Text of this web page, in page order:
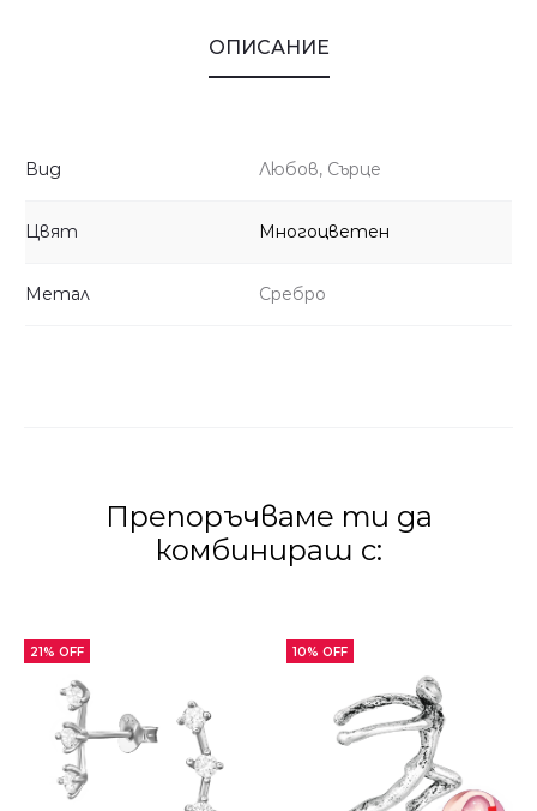
ОПИСАНИЕ
Вид Любов, Сърце
Цвят Многоцветен
Метал Сребро
Препоръчваме ти да
комбинираш с:
21% OFF 10% OFF